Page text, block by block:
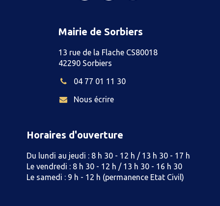
comptecomptecompte
Mairie de Sorbiers
13 rue de la Flache CS80018
42290 Sorbiers
04 77 01 11 30
Nous écrire
Horaires d'ouverture
Du lundi au jeudi : 8 h 30 - 12 h / 13 h 30 - 17 h
Le vendredi : 8 h 30 - 12 h / 13 h 30 - 16 h 30
Le samedi : 9 h - 12 h (permanence Etat Civil)